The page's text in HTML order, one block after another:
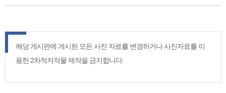
해당 게시판에 게시된 모든 사진 자료를 변경하거나 사진자료를 이
용한 2차적저작물 제작을 금지합니다.